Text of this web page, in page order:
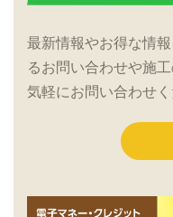
最新情報やお得な情
るお問い合わせや施
気軽にお問い合わせく